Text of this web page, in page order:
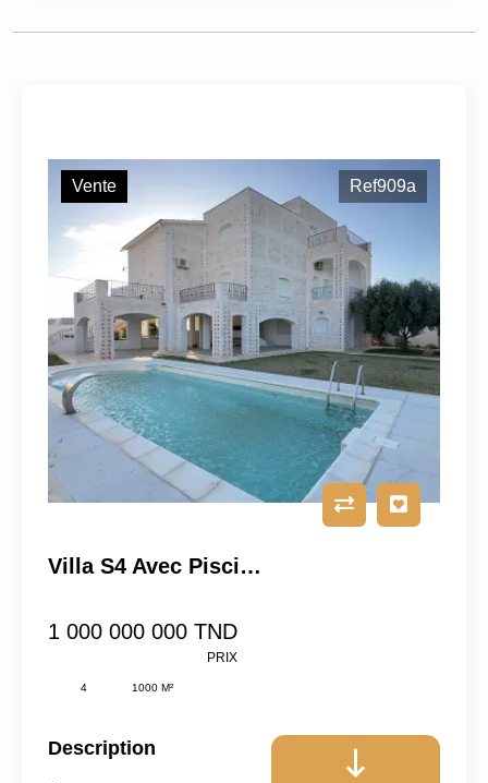
Vente Ref909a
Villa S4 Avec Piscine À Sidi Hamed,Hammamet Sud.
1 000 000 000 TND
PRIX
4 1000 M²
Description